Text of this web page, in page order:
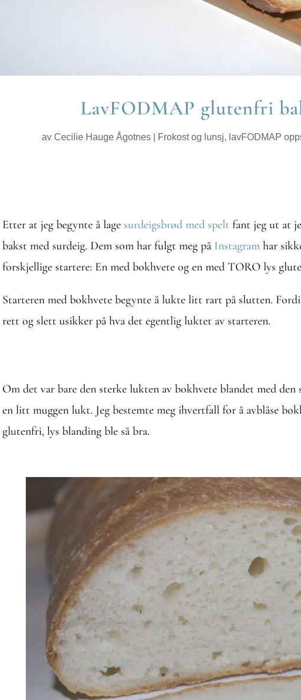
LavFODMAP glutenfri
av Cecilie Hauge Ågotnes| Frokost og lunsj, lavFODMAP
Etter at jeg begynte å lagesurdeigsbrød med spelt fant jeg ut at
bakst med surdeig. Dem som har fulgt meg på Instagramhar
forskjellige startere: En med bokhvete og en med TORO lys
Starteren med bokhvete begynte å lukte litt rart på slutten.
rett og slett usikker på hva det egentlig luktet av starteren.
Om det var bare den sterke lukten av bokhvete blandet med
en litt muggen lukt. Jeg bestemte meg ihvertfall for å avblåse
glutenfri, lys blanding ble så bra.